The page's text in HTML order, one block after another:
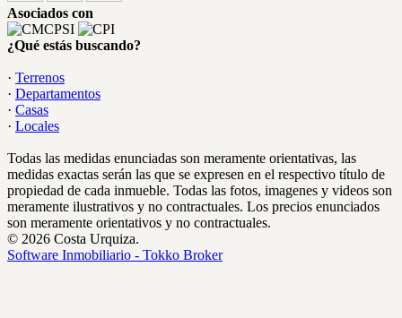
Asociados con
¿Qué estás buscando?
· Terrenos
· Departamentos
· Casas
· Locales
Todas las medidas enunciadas son meramente orientativas, las
medidas exactas serán las que se expresen en el respectivo título de
propiedad de cada inmueble. Todas las fotos, imagenes y videos son
meramente ilustrativos y no contractuales. Los precios enunciados
son meramente orientativos y no contractuales.
© 2026 Costa Urquiza.
Software Inmobiliario - Tokko Broker